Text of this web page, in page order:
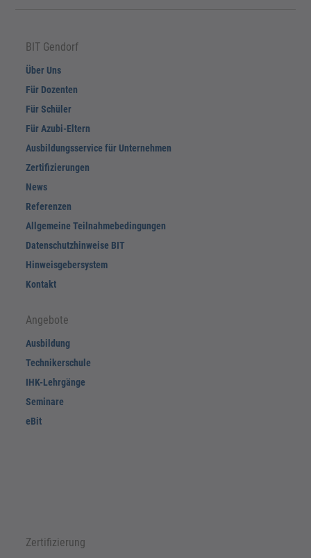
BIT Gendorf
Über Uns
Für Dozenten
Für Schüler
Für Azubi-Eltern
Ausbildungsservice für Unternehmen
Zertifizierungen
News
Referenzen
Allgemeine Teilnahmebedingungen
Datenschutzhinweise BIT
Hinweisgebersystem
Kontakt
Angebote
Ausbildung
Technikerschule
IHK-Lehrgänge
Seminare
eBit
Zertifizierung